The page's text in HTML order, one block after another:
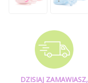
DZISIAJ ZAMAWIASZ,